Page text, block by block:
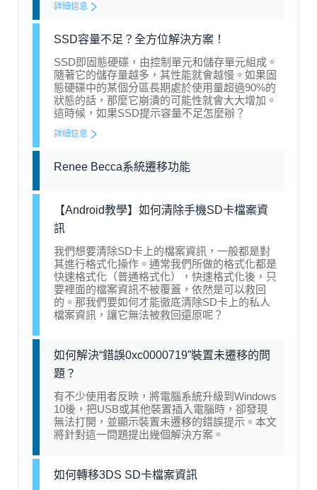
詳細信息
SSD容量不足？全方位解決方案！
SSD即固態硬碟，由控制單元和儲存單元組成。
隨著它的儲存量越多，其性能就會越慢。如果固
態硬碟中的某個分區長期處於使用量超過90%的
狀態的話，那麼它崩潰的可能性就會大大增加。
這時候，如果SSD提示容量不足怎麼辦？
詳細信息
Renee Becca系統遷移功能
【Android教學】如何清除手機SD卡檔案資
訊
我們想要清除SD卡上的檔案資訊，一般都是對
其進行格式化操作。通常我們所做的格式化都是
快速格式化（普通格式化），快速格式化後，只
要裡面的檔案資訊不被覆蓋，依然是可以救回
的。那我們要如何才能徹底清除SD卡上的私人
檔案資訊，讓它無法被救回還原呢？
如何解決“錯誤0xc0000719”裝置未遷移的問
題？
有不少使用者反映，將電腦系統升級到Windows
10後，把USB或其他裝置插入電腦時，卻發現
無法打開，並顯示裝置未遷移的錯誤提示。本文
將針對這一問題提出幾個解決方案。
如何轉移3DS SD卡檔案資訊